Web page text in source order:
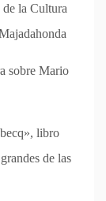
de la Cultura
sobre Mario
libro
de las